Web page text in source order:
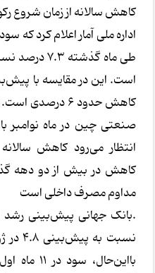
کاهش سالانه از زمان شروع رکوردها در
اداره ملی آمار اعلام کرد
طی ماه
است. این در مقایسه با
کاهش حدود ۶
صنعتی چین در ماه نوامبر
انتظار می‌رود کاهش
کاهش در بیش از دو دهه
مداوم مصرف داخلی است